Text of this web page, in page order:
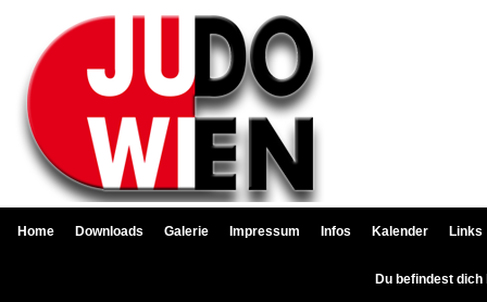
Home Downloads Galerie Impressum Infos Kalender Links
Du befindest